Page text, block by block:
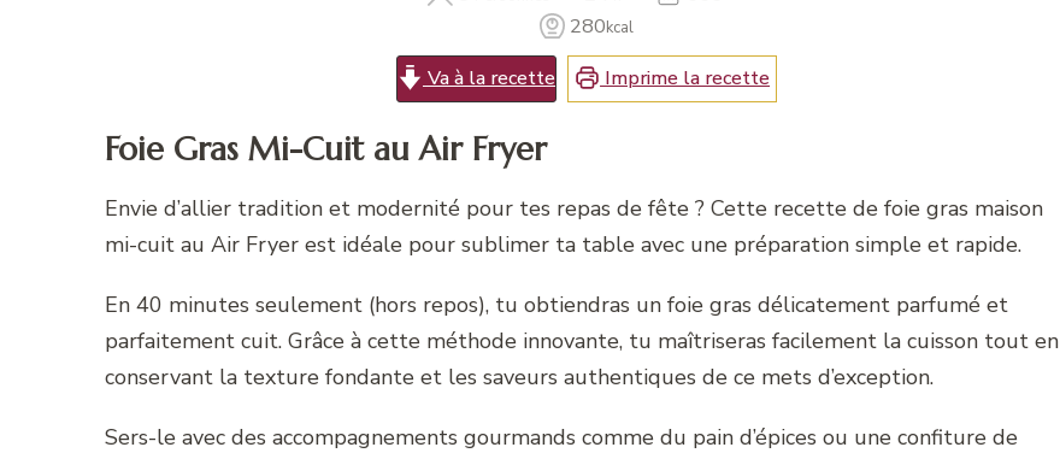
280kcal
Va à la recette Imprime la recette
Foie Gras Mi-Cuit au Air Fryer
Envie d’allier tradition et modernité pour tes repas de fête ? Cette recette de foie gras maison
mi-cuit au Air Fryer est idéale pour sublimer ta table avec une préparation simple et rapide.
En 40 minutes seulement (hors repos), tu obtiendras un foie gras délicatement parfumé et
parfaitement cuit. Grâce à cette méthode innovante, tu maîtriseras facilement la cuisson tout en
conservant la texture fondante et les saveurs authentiques de ce mets d’exception.
Sers-le avec des accompagnements gourmands comme du pain d’épices ou une confiture de